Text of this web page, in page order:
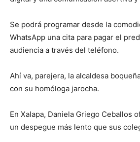
Se podrá programar desde la
WhatsApp una cita para pagar el
audiencia a través del teléfono.
Ahí va, parejera, la alcaldesa
con su homóloga jarocha.
En Xalapa, Daniela Griego Ceballos
un despegue más lento que sus